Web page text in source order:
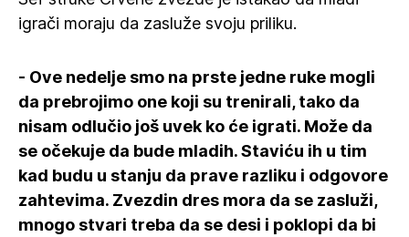
igrači moraju da zasluže svoju priliku.
- Ove nedelje smo na prste jedne ruke mogli
da prebrojimo one koji su trenirali, tako da
nisam odlučio još uvek ko će igrati. Može da
se očekuje da bude mladih. Staviću ih u tim
kad budu u stanju da prave razliku i odgovore
zahtevima. Zvezdin dres mora da se zasluži,
mnogo stvari treba da se desi i poklopi da bi